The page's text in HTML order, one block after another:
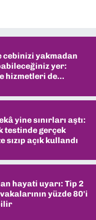
cebinizi yakmadan
yer:
hizmetleri de
yine sınırları aştı:
testinde gerçek
sızıp açık kullandı
hayati uyarı: Tip 2
yüzde 80'i